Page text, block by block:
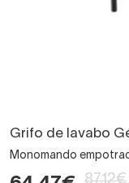
Grifo de lavabo
Monomando